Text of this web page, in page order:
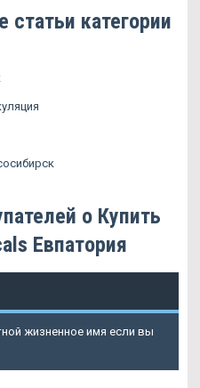
категории
о Купить
Евпатория
жизненное имя если вы